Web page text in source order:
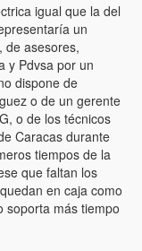
traitor, look
igual que la del
un
de asesores,
y Pdvsa por un
dispone de
o de un gerente
o de los técnicos
Caracas durante
tiempos de la
que faltan los
en caja como
soporta más tiempo